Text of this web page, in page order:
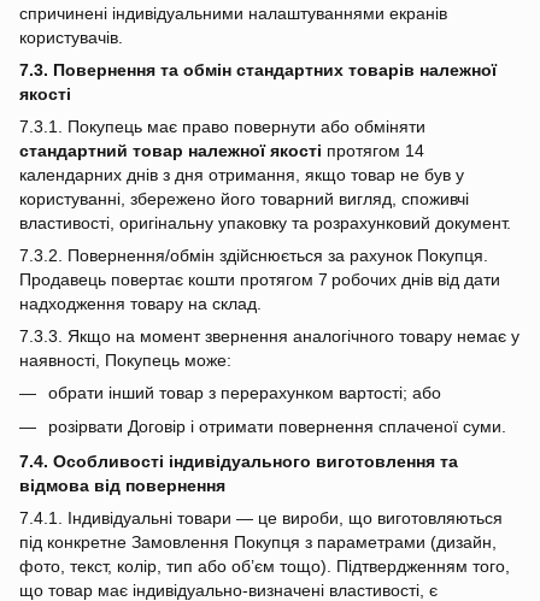
спричинені індивідуальними налаштуваннями екранів
користувачів.
7.3. Повернення та обмін стандартних товарів належної
якості
7.3.1. Покупець має право повернути або обміняти
стандартний товар належної якості протягом 14
календарних днів з дня отримання, якщо товар не був у
користуванні, збережено його товарний вигляд, споживчі
властивості, оригінальну упаковку та розрахунковий документ.
7.3.2. Повернення/обмін здійснюється за рахунок Покупця.
Продавець повертає кошти протягом 7 робочих днів від дати
надходження товару на склад.
7.3.3. Якщо на момент звернення аналогічного товару немає у
наявності, Покупець може:
обрати інший товар з перерахунком вартості; або
розірвати Договір і отримати повернення сплаченої суми.
7.4. Особливості індивідуального виготовлення та
відмова від повернення
7.4.1. Індивідуальні товари — це вироби, що виготовляються
під конкретне Замовлення Покупця з параметрами (дизайн,
фото, текст, колір, тип або об’єм тощо). Підтвердженням того,
що товар має індивідуально‑визначені властивості, є